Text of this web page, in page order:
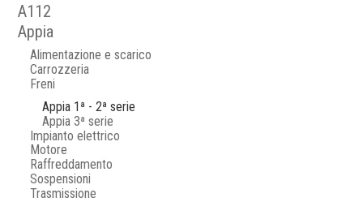
A112
Appia
Alimentazione e scarico
Carrozzeria
Freni
Appia 1ª - 2ª serie
Appia 3ª serie
Impianto elettrico
Motore
Raffreddamento
Sospensioni
Trasmissione